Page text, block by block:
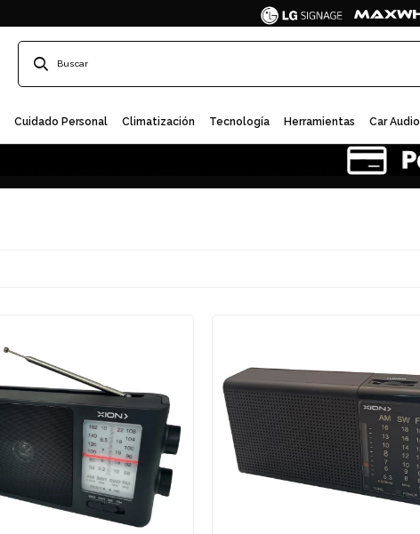
Cuidado Personal Climatización Tecnología Herramientas Car Audio